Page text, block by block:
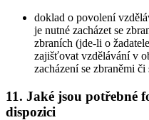
doklad o povolení
je nutné zacházet se
zbraních (jde-li o
zajišťovat vzdělávání v
zacházení se zbraněmi či
11. Jaké jsou potřebné
dispozici